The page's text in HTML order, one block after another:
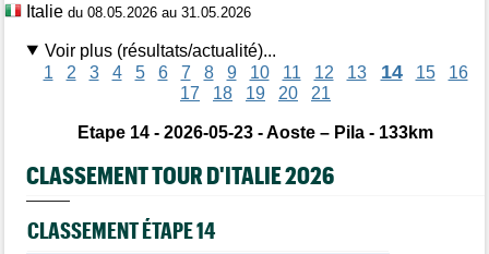
Italiedu 08.05.2026 au 31.05.2026
Voir plus (résultats/actualité)...
1
2 3 4 5 6 7 8 9 10 11 12 13 14 15
16
17
18 19 20 21
Etape 14 - 2026-05-23 - Aoste – Pila - 133km
CLASSEMENT TOUR D'ITALIE 2026
CLASSEMENT ÉTAPE 14